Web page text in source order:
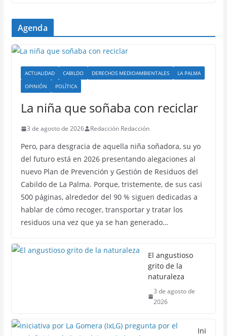
Agenda
ACTUALIDAD CABILDO DERECHOS MEDIOAMBIENTALES
LA PALMA
OPINIÓN
POLÍTICA
La niña que soñaba con reciclar
3 de agosto de 2026 Redacción Redacción
Pero, para desgracia de aquella niña soñadora, su yo
del futuro está en 2026 presentando alegaciones al
nuevo Plan de Prevención y Gestión de Residuos del
Cabildo de La Palma. Porque, tristemente, de sus casi
500 páginas, alrededor del 90 % siguen dedicadas a
hablar de cómo recoger, transportar y tratar los
residuos una vez que ya se han generado…
El angustioso
grito de la
naturaleza
3 de agosto de
2026
Ini